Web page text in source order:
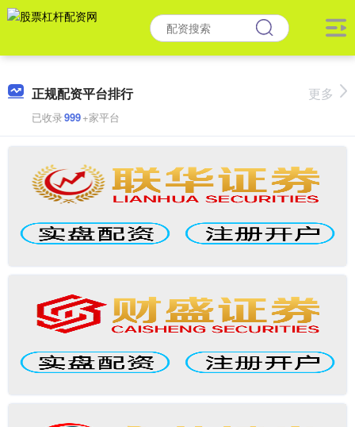
正规配资平台排行
已收录999+家平台
更多